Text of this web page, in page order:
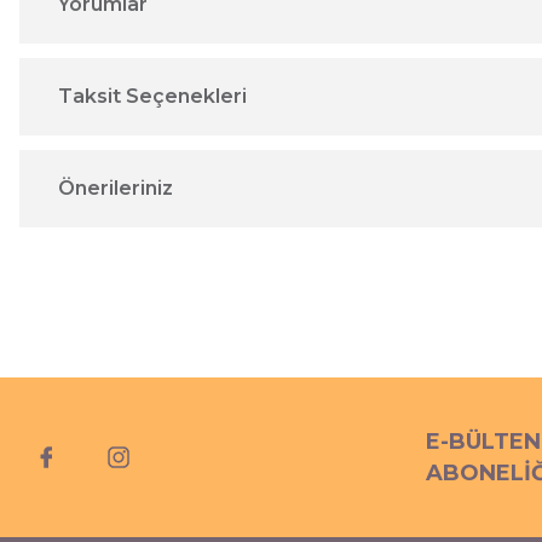
Taksit Seçenekleri
Önerileriniz
E-BÜLTEN